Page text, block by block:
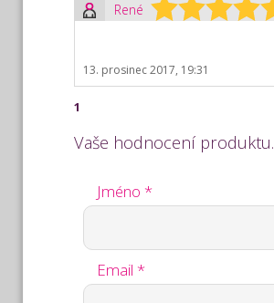
René
13. prosinec 2017, 19:31
1
Vaše hodnocení produktu.
Jméno *
Email *